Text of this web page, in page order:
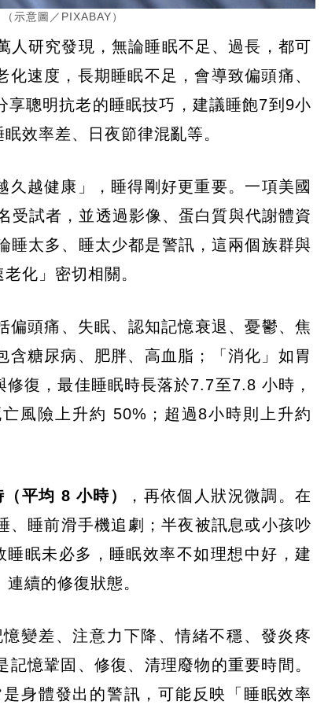
示意圖／PIXABAY）
人研究發現，無論睡眠不足、過長，都可
速度，長期睡眠不足，會導致偏頭痛、
聰明抗老的睡眠技巧，建議睡飽7到9小
效率差、日夜節律混亂等。
越健康」，睡得剛好更重要。一項美國
受試者，並透過影像、蛋白質與代謝體資
睡太多、睡太少都是警訊，這兩個族群與
化」密切相關。​
頭痛、失眠、認知記憶衰退、憂鬱、焦
糖尿病、肥胖、高血脂；「消化」如胃
復，最佳睡眠時長落於7.7至7.8 小時，
風險上升約 50%；超過8小時則上升約
平均 8 小時）
，再依個人狀況微調。在
、睡前滑手機追劇；半夜被訊息或小孩吵
眠未必多，睡眠效率不如理想中好，建
續的修復狀態。​
變差、注意力下降、情緒不穩、發炎疼
憶鞏固、修復、清理廢物的重要時間。
身體發出的警訊，可能反映「睡眠效率